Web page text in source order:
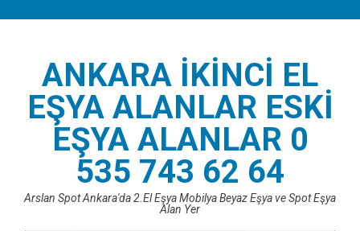
ANKARA İKINCI EL
EŞYA ALANLAR ESKI
EŞYA ALANLAR 0
535 743 62 64
Arslan Spot Ankara'da 2.El Eşya Mobilya Beyaz Eşya ve Spot Eşya
Alan Yer